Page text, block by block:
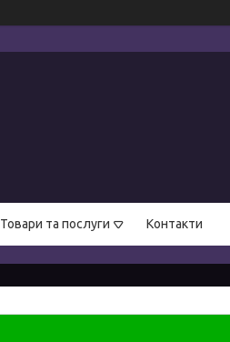
Товари та послуги Контакти